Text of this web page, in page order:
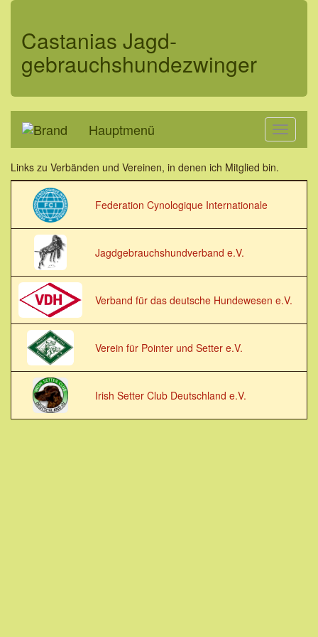
Castanias Jagd­
gebrauchshunde­zwinger
Hauptmenü
Toggle
Links zu Verbänden und Vereinen, in denen ich Mitglied bin.
Federation Cynologique Internationale
Jagdgebrauchshundverband e.V.
Verband für das deutsche Hundewesen e.V.
Verein für Pointer und Setter e.V.
Irish Setter Club Deutschland e.V.